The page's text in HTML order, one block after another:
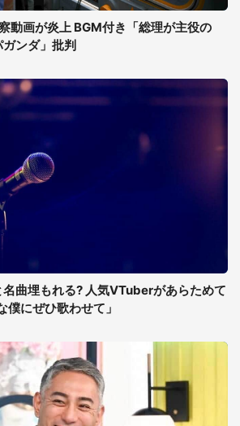
動画が炎上 BGM付き「総理が主役の
ンダ」批判
曲埋もれる? 人気VTuberがあらためて
にぜひ歌わせて」